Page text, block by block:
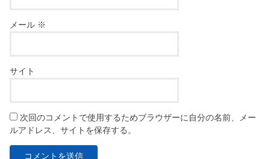
メール ※
サイト
次回のコメントで使用するためブラウザーに自分の名前、メー
ルアドレス、サイトを保存する。